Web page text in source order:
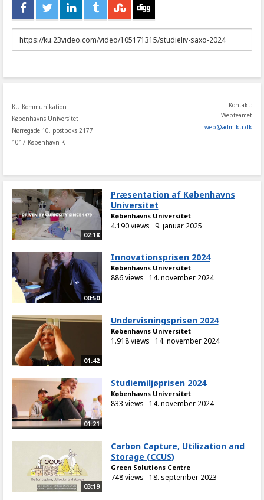
URL
to
KU Kommunikation
Københavns Universitet
Nørregade 10, postboks 2177
1017 København K
Kontakt:
Webteamet
web@adm.ku.dk
02:18
Præsentation af Københavns
Universitet
Københavns Universitet
4.190 views 9. januar 2025
00:50
Innovationsprisen 2024
Københavns Universitet
886 views 14. november 2024
01:42
Undervisningsprisen 2024
Københavns Universitet
1.918 views 14. november 2024
01:21
Studiemiljøprisen 2024
Københavns Universitet
833 views 14. november 2024
03:19
Carbon Capture, Utilization and
Storage (CCUS)
Green Solutions Centre
748 views 18. september 2023